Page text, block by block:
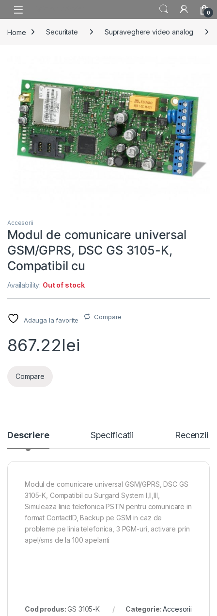
Skip to navigation
Skip to content
0
Home Securitate Supraveghere video analog
Accesorii
Modul de comunicare universal
GSM/GPRS, DSC GS 3105-K,
Compatibil cu
Availability: Out of stock
Adauga la favorite Compare
867.22lei
Compare
Descriere Specificatii Recenzii
Modul de comunicare universal GSM/GPRS, DSC GS
3105-K, Compatibil cu Surgard System I,II,III,
Simuleaza linie telefonica PSTN pentru comunicare in
format ContactID, Backup pe GSM in caz de
probleme pe linia telefonica, 3 PGM-uri, activare prin
apel/sms de la 100 apelanti
Cod produs:GS 3105-K Categorie:Accesorii